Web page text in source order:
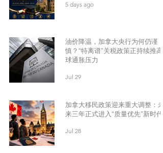
5 days ago
油价降温，加拿大央行为何仍谨
慎？“特离谱”关税政策正持续推高
球通胀压力
Jul 29
加拿大移民政策迎来重大调整：未
来三年正式进入“质量优先”新时代
Jul 28